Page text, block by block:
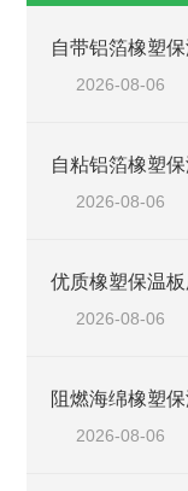
自带铝箔橡塑
2026-08-06
自粘铝箔橡塑
2026-08-06
2026-08-06
2026-08-06